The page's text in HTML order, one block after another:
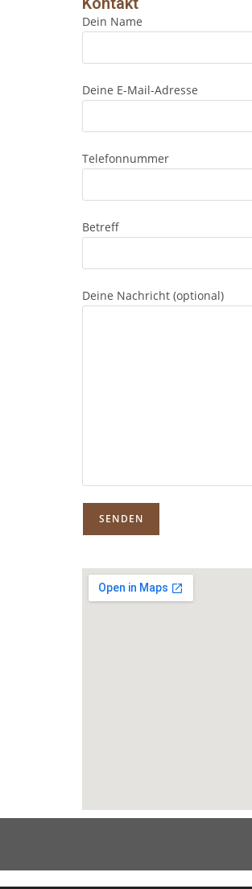
Dein Name
Deine E-Mail-Adresse
Telefonnummer
Betreff
Deine Nachricht (optional)